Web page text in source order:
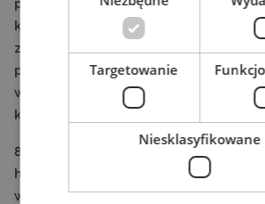
podstawie zgody, Uczestnik ma prawo
każdym czasie, a wycofanie zgody nie
zgodność z prawem przetwarzania,
podstawie zgody przed jej
wymaga zgłoszenia elektronicznego
kontakt@wycinarnia.pl.
8. Odbiorcą danych są: podmioty
hostingowe, usługi pocztowe,
współpracuje Organizator w ramach
Targetowanie
Niesklasyfikowane